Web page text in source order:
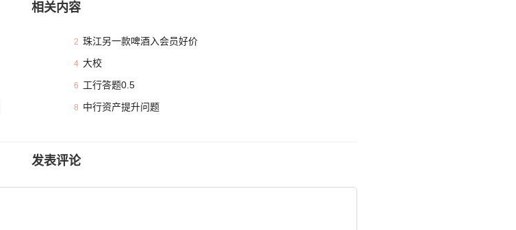
相关内容
2 珠江另一款啤酒入会员好价
4 大校
6 工行答题0.5
8 中行资产提升问题
发表评论